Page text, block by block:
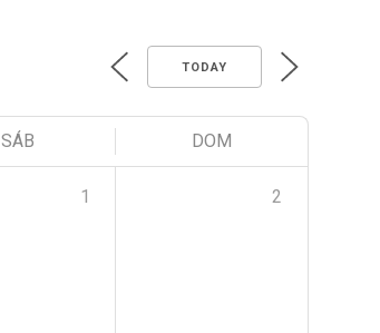
TODAY
SÁB DOM
1 2